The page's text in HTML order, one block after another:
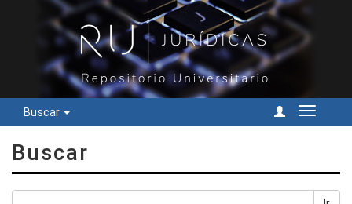
Buscar
Cambiar
Buscar